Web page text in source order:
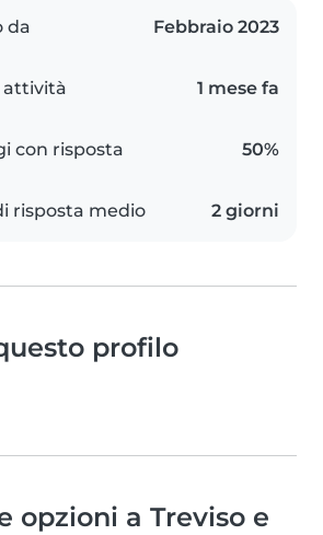
da Febbraio 2023
attività 1 mese fa
con risposta 50%
risposta medio 2 giorni
profilo
opzioni a Treviso e